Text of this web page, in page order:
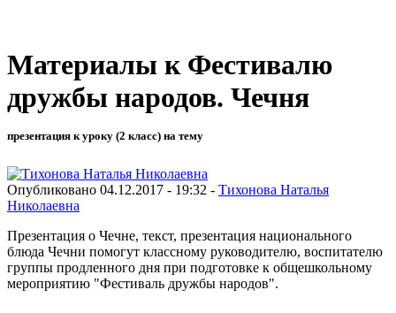
Материалы к Фестивалю
дружбы народов. Чечня
презентация к уроку (2 класс) на тему
Опубликовано 04.12.2017 - 19:32 - Тихонова Наталья
Николаевна
Презентация о Чечне, текст, презентация национального
блюда Чечни помогут классному руководителю, воспитателю
группы продленного дня при подготовке к общешкольному
мероприятию "Фестиваль дружбы народов".